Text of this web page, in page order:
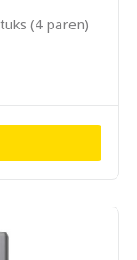
(4 paren)